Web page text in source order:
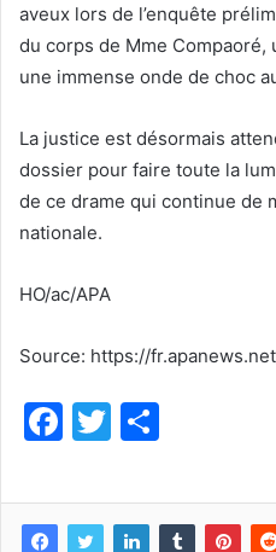
aveux lors de l’enquête
du corps de Mme
une immense onde de choc
La justice est désormais
dossier pour faire toute la
de ce drame qui continue de
nationale.
HO/ac/APA
Source: https://
F
c
e
T
itt
er
ta
g